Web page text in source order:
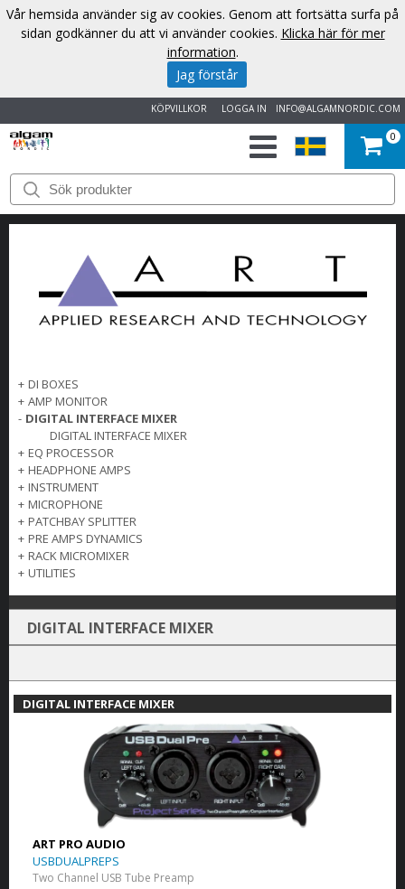
INFO@ALGAMNORDIC.COM
LOGGA IN
KÖPVILLKOR
START
VARUMÄRKEN
NYHETER
OM
KONTAKT
0
+ DI BOXES
+ AMP MONITOR
- DIGITAL INTERFACE MIXER
DIGITAL INTERFACE MIXER
+ EQ PROCESSOR
+ HEADPHONE AMPS
+ INSTRUMENT
+ MICROPHONE
+ PATCHBAY SPLITTER
+ PRE AMPS DYNAMICS
+ RACK MICROMIXER
+ UTILITIES
DIGITAL INTERFACE MIXER
DIGITAL INTERFACE MIXER
ART PRO AUDIO
USBDUALPREPS
Two Channel USB Tube Preamp
Vår hemsida använder sig av cookies. Genom att fortsätta surfa på
sidan godkänner du att vi använder cookies. Klicka här för mer
information.
Jag förstår